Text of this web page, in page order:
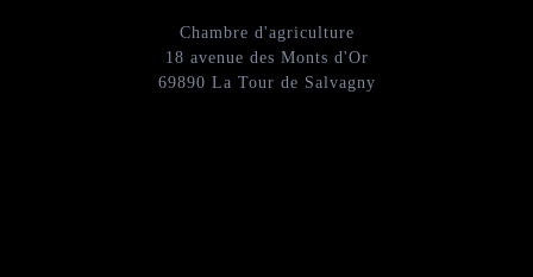
Chambre d'agriculture
18 avenue des Monts d'Or
69890 La Tour de Salvagny